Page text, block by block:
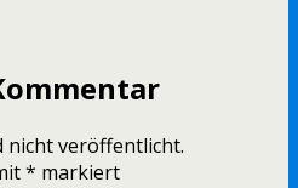
nicht veröffentlicht.
* markiert